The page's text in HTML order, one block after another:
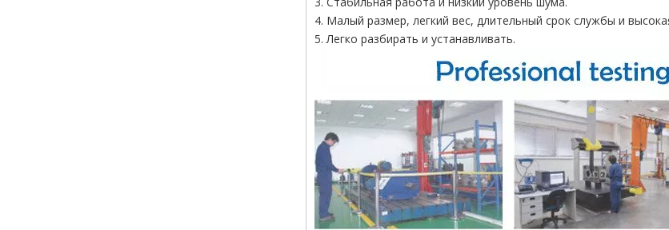
4. Малый размер, легкий вес, длительный срок службы и
5. Легко разбирать и устанавливать.